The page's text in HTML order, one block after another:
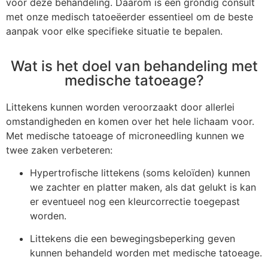
voor deze behandeling. Daarom is een grondig consult
met onze medisch tatoeëerder essentieel om de beste
aanpak voor elke specifieke situatie te bepalen.
Wat is het doel van behandeling met
medische tatoeage?
Littekens kunnen worden veroorzaakt door allerlei
omstandigheden en komen over het hele lichaam voor.
Met medische tatoeage of microneedling kunnen we
twee zaken verbeteren:
Hypertrofische littekens (soms keloïden) kunnen
we zachter en platter maken, als dat gelukt is kan
er eventueel nog een kleurcorrectie toegepast
worden.
Littekens die een bewegingsbeperking geven
kunnen behandeld worden met medische tatoeage.